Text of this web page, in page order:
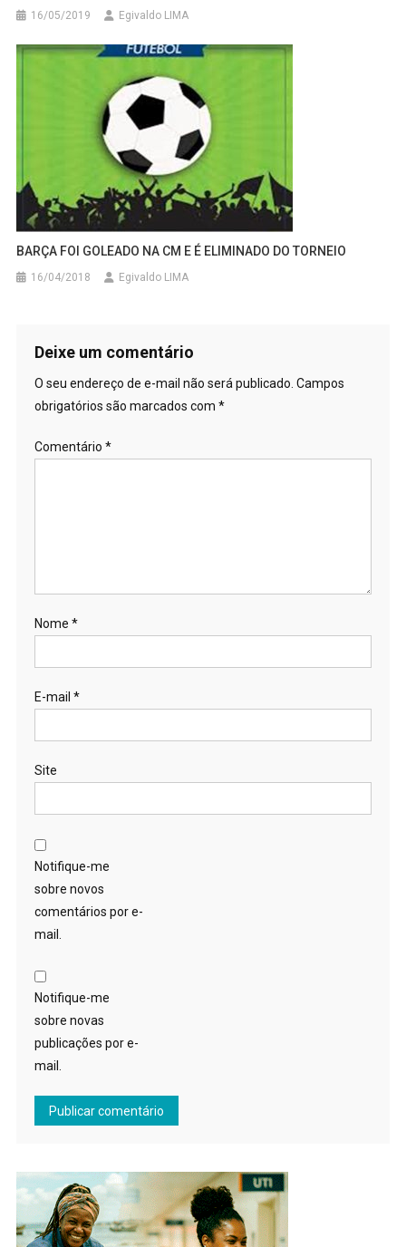
16/05/2019 Egivaldo LIMA
BARÇA FOI GOLEADO NA CM E É ELIMINADO DO TORNEIO
16/04/2018 Egivaldo LIMA
Deixe um comentário
O seu endereço de e-mail não será publicado. Campos
obrigatórios são marcados com *
Comentário *
Nome *
E-mail *
Site
Notifique-me
sobre novos
comentários por e-
mail.
Notifique-me
sobre novas
publicações por e-
mail.